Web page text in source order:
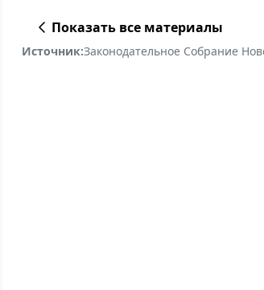
Показать все материалы
Источник:Законодательное Собрание